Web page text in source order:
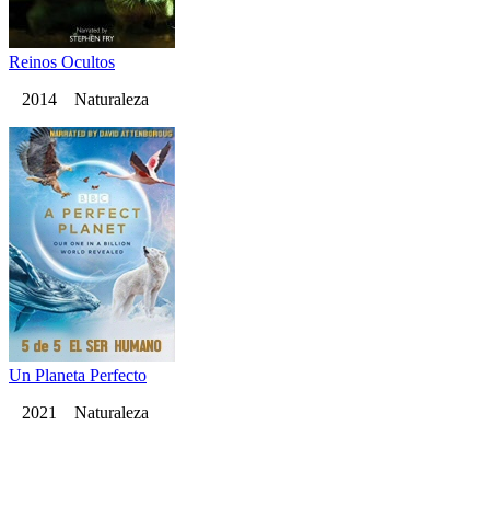
Reinos Ocultos
2014 Naturaleza
Un Planeta Perfecto
2021 Naturaleza